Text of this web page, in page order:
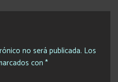
no será publicada. Los
con*